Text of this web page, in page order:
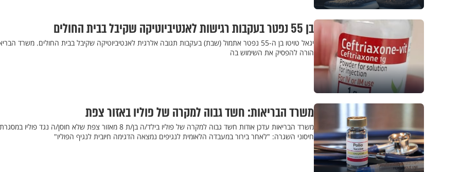
בן 55 נפטר בעקבות רגישות לאנטיביוטיקה שקיבל בבית החולים
יגאל טויטו בן ה-55 נפטר אתמול (שבת) בעקבות תגובה אלרגית לאנטיביוטיקה שקיבל בבית החולים. משרד
הורה להפסיק את השימוש בה
משרד הבריאות: חשד גבוה למקרה של פוליו באזור צפת
משרד הבריאות עדכן אודות חשד גבוה למקרה של פוליו בילד/ה בן/ת 8 מאזור צפת שלא חוסן/ה נגד פוליו במסגרת
חיסוני השגרה: "לאחר בירור במעבדה הלאומית לנגיפים נמצאה הדגימה חיובית לנגיף הפוליו"